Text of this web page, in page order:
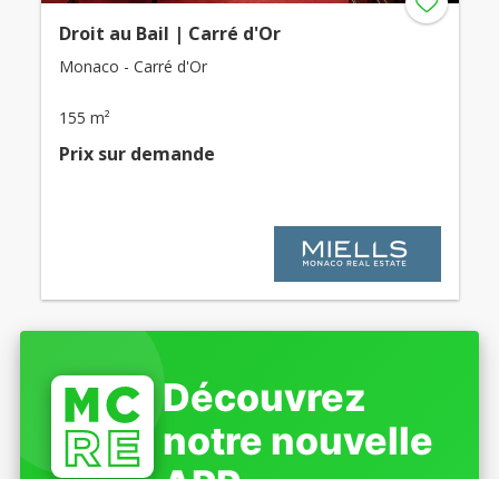
Droit au Bail | Carré d'Or
Monaco - Carré d'Or
155 m²
Prix ​​sur demande
Découvrez
notre nouvelle